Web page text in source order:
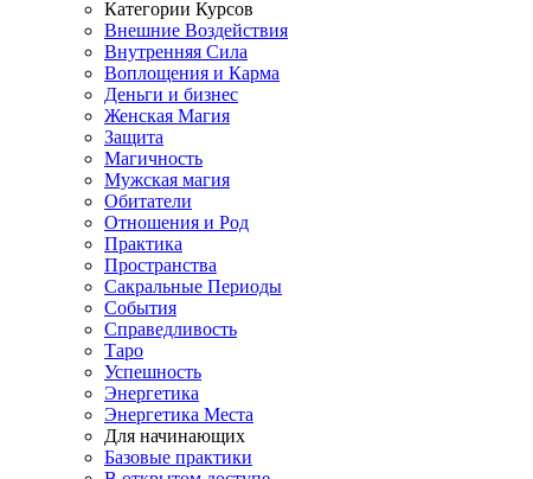
Категории Курсов
Внешние Воздействия
Внутренняя Сила
Воплощения и Карма
Деньги и бизнес
Женская Магия
Защита
Магичность
Мужская магия
Обитатели
Отношения и Род
Практика
Пространства
Сакральные Периоды
События
Справедливость
Таро
Успешность
Энергетика
Энергетика Места
Для начинающих
Базовые практики